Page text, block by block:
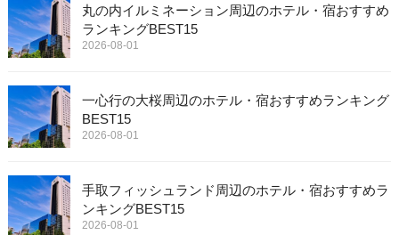
丸の内イルミネーション周辺のホテル・宿おすすめ
ランキングBEST15
2026-08-01
一心行の大桜周辺のホテル・宿おすすめランキング
BEST15
2026-08-01
手取フィッシュランド周辺のホテル・宿おすすめラ
ンキングBEST15
2026-08-01